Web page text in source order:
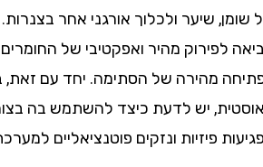
שיער ולכלוך אורגני אחר בצנרות.
מהיר ואפקטיבי של החומרים
מהירה של הסתימה. יחד עם זאת,
יש לדעת כיצד להשתמש בה בצורה
פיזיות ונזקים פוטנציאליים למערכת